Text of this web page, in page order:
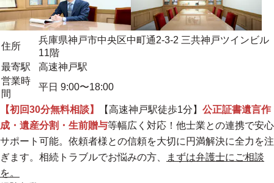
住所
兵庫県神戸市中央区中町通2-3-2 三共神戸ツインビル
11階
最寄駅
高速神戸駅
営業時
間
平日 9:00〜18:00
【初回30分無料相談】 【高速神戸駅徒歩1分】 公正証書遺言作
成・遺産分割・生前贈与等幅広く対応！他士業との連携で安心
サポート可能。 依頼者様との信頼を大切に円満解決に全力を注
ぎます。 相続トラブルでお悩みの方、
まずは弁護士にご相談
を。